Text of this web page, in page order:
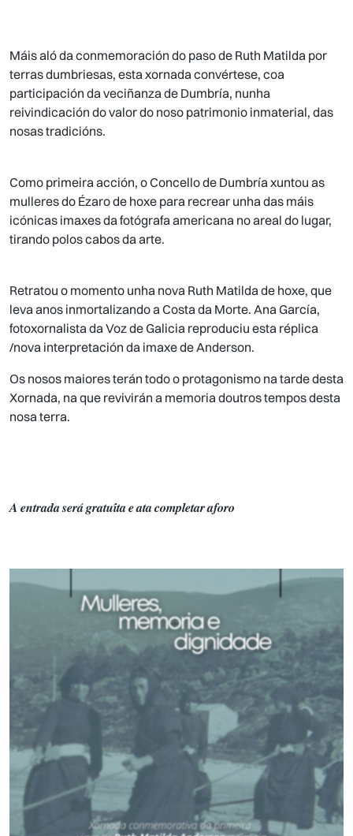
Máis aló da conmemoración do paso de Ruth Matilda por
terras dumbriesas, esta xornada convértese, coa
participación da veciñanza de Dumbría, nunha
reivindicación do valor do noso patrimonio inmaterial, das
nosas tradicións.
Como primeira acción, o Concello de Dumbría xuntou as
mulleres do Ézaro de hoxe para recrear unha das máis
icónicas imaxes da fotógrafa americana no areal do lugar,
tirando polos cabos da arte.
Retratou o momento unha nova Ruth Matilda de hoxe, que
leva anos inmortalizando a Costa da Morte. Ana García,
fotoxornalista da Voz de Galicia reproduciu esta réplica
/nova interpretación da imaxe de Anderson.
Os nosos maiores terán todo o protagonismo na tarde desta
Xornada, na que revivirán a memoria doutros tempos desta
nosa terra.
𝑨 𝒆𝒏𝒕𝒓𝒂𝒅𝒂 𝒔𝒆𝒓𝒂́ 𝒈𝒓𝒂𝒕𝒖𝒊́𝒕𝒂 𝒆 𝒂𝒕𝒂 𝒄𝒐𝒎𝒑𝒍𝒆𝒕𝒂𝒓 𝒂𝒇𝒐𝒓𝒐